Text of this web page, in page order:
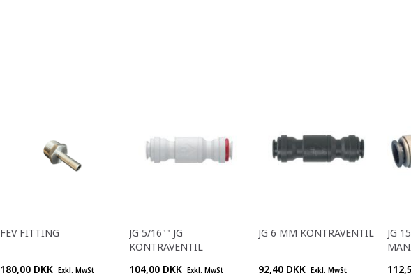
FEV FITTING
180,00 DKK Exkl. MwSt
JG 5/16"" JG
KONTRAVENTIL
104,00 DKK Exkl. MwSt
JG 6 MM KONTRAVENTIL
92,40 DKK Exkl. MwSt
JG